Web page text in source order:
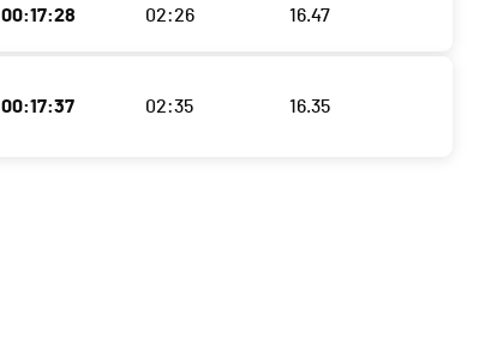
00:17:28 02:26 16.47
00:17:37 02:35 16.35